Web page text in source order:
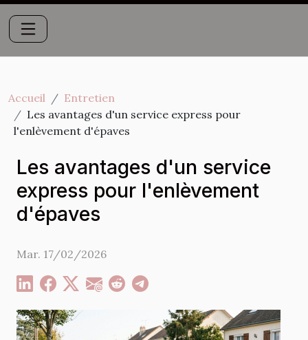
Accueil
Entretien
Les avantages d'un service express pour
l'enlèvement d'épaves
Les avantages d'un service
express pour l'enlèvement
d'épaves
Mar. 17/02/2026